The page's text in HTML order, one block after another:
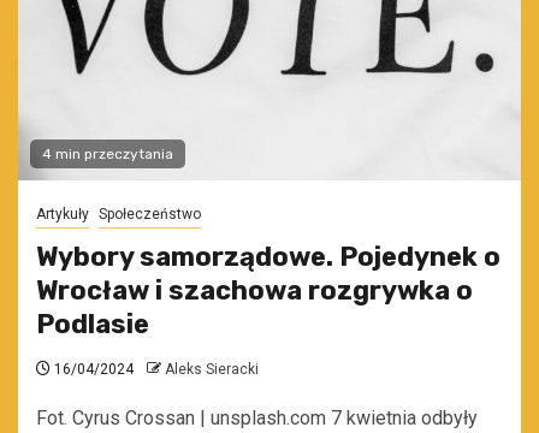
4 min przeczytania
Artykuły Społeczeństwo
Wybory samorządowe. Pojedynek o
Wrocław i szachowa rozgrywka o
Podlasie
16/04/2024 Aleks Sieracki
Fot. Cyrus Crossan | unsplash.com 7 kwietnia odbyły